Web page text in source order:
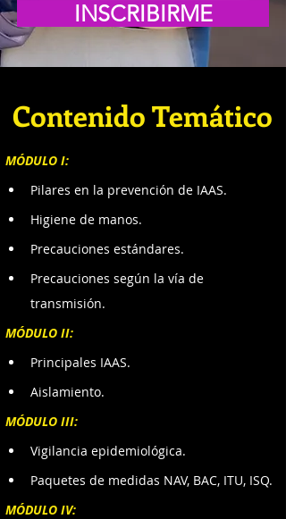
INSCRIBIRME
Contenido Temático
MÓDULO I:
Pilares en la prevención de IAAS.
Higiene de manos.
Precauciones estándares.
Precauciones según la vía de
transmisión.
MÓDULO II:
Principales IAAS.
Aislamiento.
MÓDULO III:
Vigilancia epidemiológica.
Paquetes de medidas NAV, BAC, ITU, ISQ.
MÓDULO IV: